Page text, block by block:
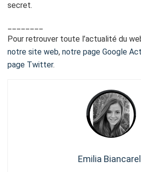
secret.
Pour retrouver toute l’actualité du
notre site web, notre page Google
page Twitter.
Emilia